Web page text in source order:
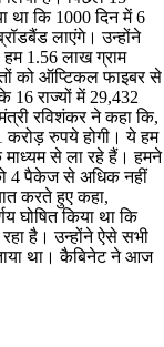
था कि 1000 दिन में 6
लाएंगे। उन्होंने
1.56 लाख ग्राम
को ऑप्टिकल फाइबर से
राज्यों में 29,432
रविशंकर ने कहा कि,
करोड़ रुपये होगी। ये हम
माध्यम से ला रहे हैं। हमने
4 पैकेज से अधिक नहीं
करते हुए कहा,
घोषित किया था कि
है। उन्होंने ऐसे सभी
था। कैबिनेट ने आज